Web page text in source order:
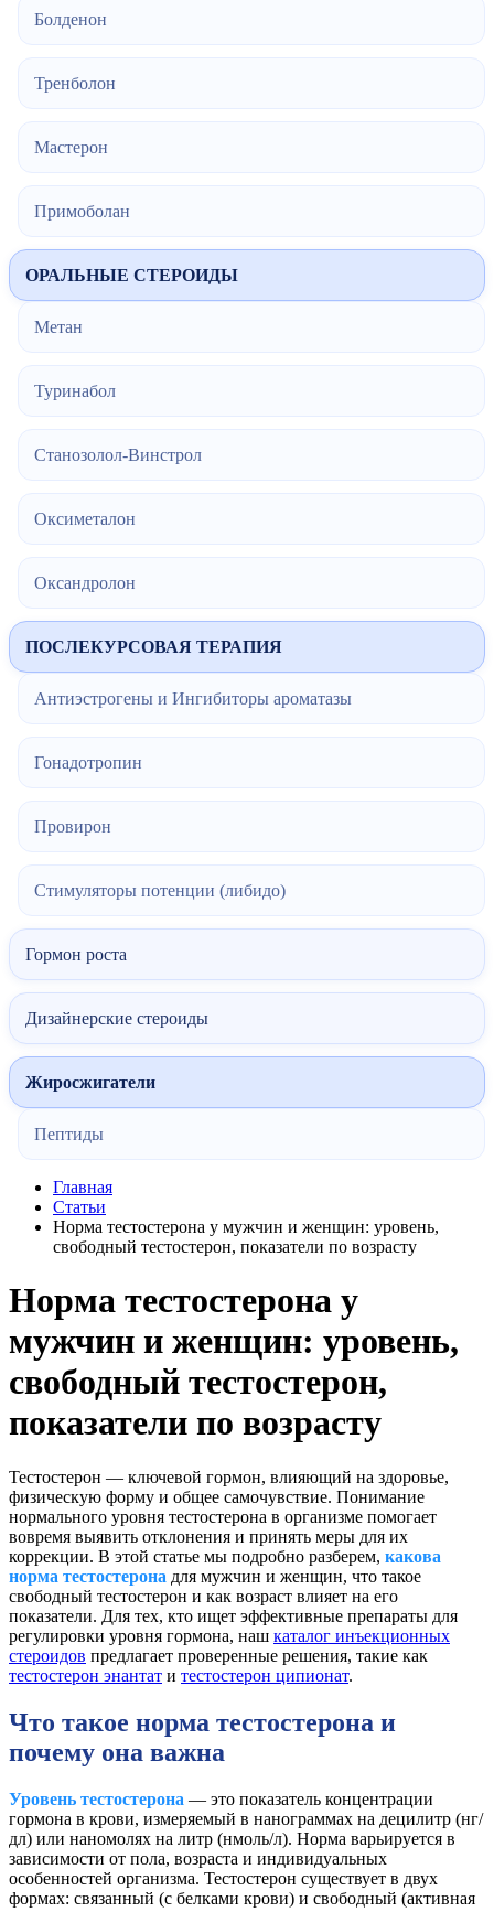
Болденон
Тренболон
Мастерон
Примоболан
ОРАЛЬНЫЕ СТЕРОИДЫ
Метан
Туринабол
Станозолол-Винстрол
Оксиметалон
Оксандролон
ПОСЛЕКУРСОВАЯ ТЕРАПИЯ
Антиэстрогены и Ингибиторы ароматазы
Гонадотропин
Провирон
Стимуляторы потенции (либидо)
Гормон роста
Дизайнерские стероиды
Жиросжигатели
Пептиды
Главная
Статьи
Норма тестостерона у мужчин и женщин: уровень,
свободный тестостерон, показатели по возрасту
Норма тестостерона у
мужчин и женщин: уровень,
свободный тестостерон,
показатели по возрасту
Тестостерон — ключевой гормон, влияющий на здоровье,
физическую форму и общее самочувствие. Понимание
нормального уровня тестостерона в организме помогает
вовремя выявить отклонения и принять меры для их
коррекции. В этой статье мы подробно разберем, какова
норма тестостерона для мужчин и женщин, что такое
свободный тестостерон и как возраст влияет на его
показатели. Для тех, кто ищет эффективные препараты для
регулировки уровня гормона, наш каталог инъекционных
стероидов предлагает проверенные решения, такие как
тестостерон энантат и тестостерон ципионат.
Что такое норма тестостерона и
почему она важна
Уровень тестостерона — это показатель концентрации
гормона в крови, измеряемый в нанограммах на децилитр (нг/
дл) или наномолях на литр (нмоль/л). Норма варьируется в
зависимости от пола, возраста и индивидуальных
особенностей организма. Тестостерон существует в двух
формах: связанный (с белками крови) и свободный (активная